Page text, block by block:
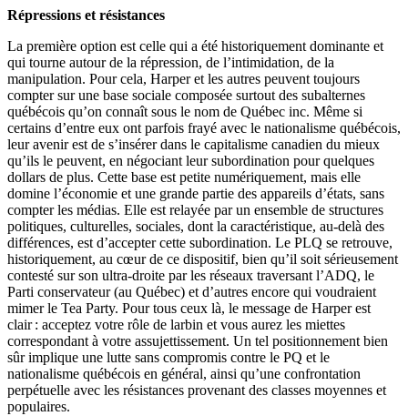
Répressions et résistances
La première option est celle qui a été historiquement dominante et
qui tourne autour de la répression, de l’intimidation, de la
manipulation. Pour cela, Harper et les autres peuvent toujours
compter sur une base sociale composée surtout des subalternes
québécois qu’on connaît sous le nom de Québec inc. Même si
certains d’entre eux ont parfois frayé avec le nationalisme québécois,
leur avenir est de s’insérer dans le capitalisme canadien du mieux
qu’ils le peuvent, en négociant leur subordination pour quelques
dollars de plus. Cette base est petite numériquement, mais elle
domine l’économie et une grande partie des appareils d’états, sans
compter les médias. Elle est relayée par un ensemble de structures
politiques, culturelles, sociales, dont la caractéristique, au-delà des
différences, est d’accepter cette subordination. Le PLQ se retrouve,
historiquement, au cœur de ce dispositif, bien qu’il soit sérieusement
contesté sur son ultra-droite par les réseaux traversant l’ADQ, le
Parti conservateur (au Québec) et d’autres encore qui voudraient
mimer le Tea Party. Pour tous ceux là, le message de Harper est
clair : acceptez votre rôle de larbin et vous aurez les miettes
correspondant à votre assujettissement. Un tel positionnement bien
sûr implique une lutte sans compromis contre le PQ et le
nationalisme québécois en général, ainsi qu’une confrontation
perpétuelle avec les résistances provenant des classes moyennes et
populaires.